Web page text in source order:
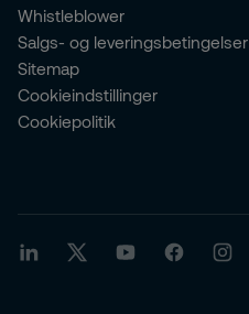
Whistleblower
Salgs- og leveringsbetingelser
Sitemap
Cookieindstillinger
Cookiepolitik